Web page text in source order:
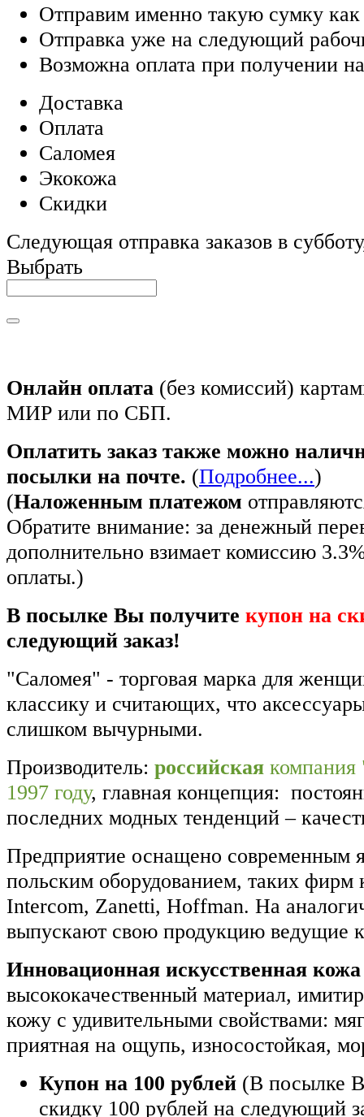
Отправим именно такую сумку
Отправка уже на следующий
Возможна оплата при получении
Доставка
Оплата
Саломея
Экокожа
Скидки
Следующая отправка заказов в
Выбрать
Онлайн оплата (без комиссий)
МИР или по СБП.
Оплатить заказ также можно
посылки на почте. (Подробнее...)
(Наложенным платежом
Обратите внимание: за денежный
дополнительно взимает комиссию
оплаты.)
В посылке Вы получите купон на
следующий заказ!
"Саломея" - торговая марка для
классику и считающих, что
слишком вычурными.
Производитель: российская
1997 году, главная концепция:
последних модных тенденций –
Предприятие оснащено современным
польским оборудованием, таких фирм
Intercom, Zanetti, Hoffman. На
выпускают свою продукцию ведущие
Инновационная искусственная
высококачественный материал,
кожу с удивительными свойствами:
приятная на ощупь, износостойкая,
Купон на 100 рублей (В посылке
скидку 100 рублей на следующий